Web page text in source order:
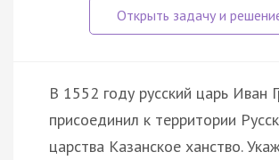
В 1552 году русский царь Иван
присоединил к территории
царства Казанское ханство.